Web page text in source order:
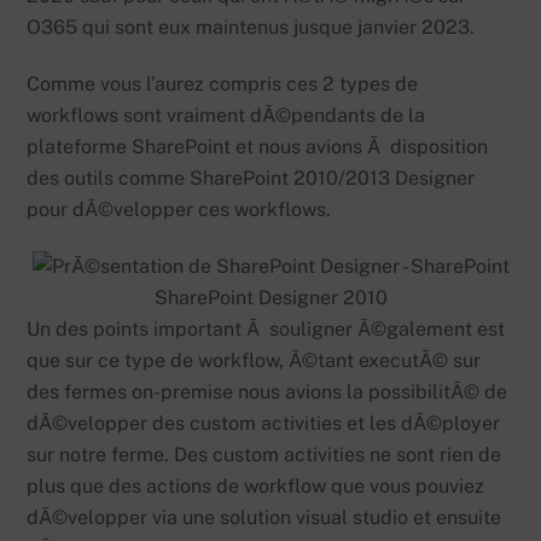
O365 qui sont eux maintenus jusque janvier 2023.
Comme vous l’aurez compris ces 2 types de
workflows sont vraiment dÃ©pendants de la
plateforme SharePoint et nous avions Ã disposition
des outils comme SharePoint 2010/2013 Designer
pour dÃ©velopper ces workflows.
SharePoint Designer 2010
Un des points important Ã souligner Ã©galement est
que sur ce type de workflow, Ã©tant executÃ© sur
des fermes on-premise nous avions la possibilitÃ© de
dÃ©velopper des custom activities et les dÃ©ployer
sur notre ferme. Des custom activities ne sont rien de
plus que des actions de workflow que vous pouviez
dÃ©velopper via une solution visual studio et ensuite